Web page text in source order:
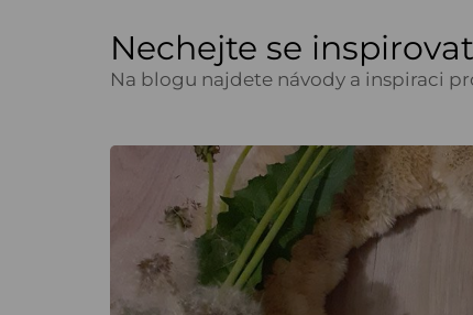
Nechejte se inspirovat
Na blogu najdete návody a inspiraci